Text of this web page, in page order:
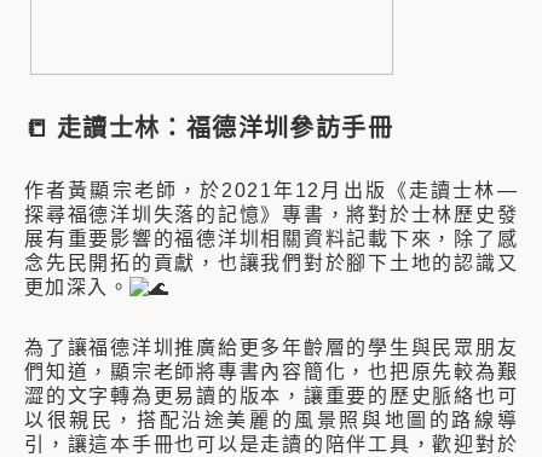
📒 走讀士林：福德洋圳參訪手冊
作者黃顯宗老師，於2021年12月出版《走讀士林—
探尋福德洋圳失落的記憶》專書，將對於士林歷史發
展有重要影響的福德洋圳相關資料記載下來，除了感
念先民開拓的貢獻，也讓我們對於腳下土地的認識又
更加深入。
為了讓福德洋圳推廣給更多年齡層的學生與民眾朋友
們知道，顯宗老師將專書內容簡化，也把原先較為艱
澀的文字轉為更易讀的版本，讓重要的歷史脈絡也可
以很親民，搭配沿途美麗的風景照與地圖的路線導
引，讓這本手冊也可以是走讀的陪伴工具，歡迎對於